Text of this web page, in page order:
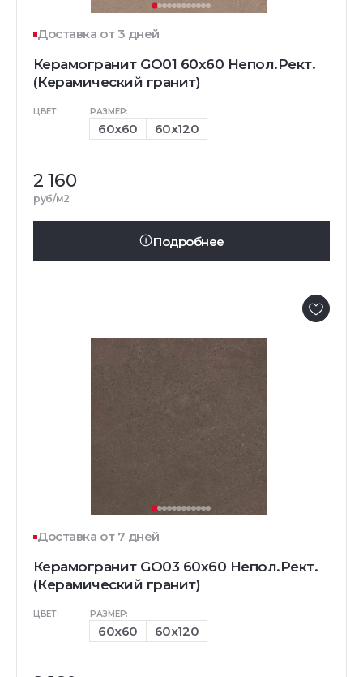
Доставка от 3 дней
Керамогранит GO01 60x60 Непол.Рект.
(Керамический гранит)
ЦВЕТ: РАЗМЕР:
60x60 60x120
2 160
руб/м2
Подробнее
Доставка от 7 дней
Керамогранит GO03 60x60 Непол.Рект.
(Керамический гранит)
ЦВЕТ: РАЗМЕР:
60x60 60x120